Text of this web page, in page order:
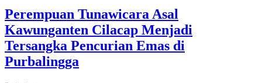
Perempuan Tunawicara Asal
Kawunganten Cilacap Menjadi
Tersangka Pencurian Emas di
Purbalingga